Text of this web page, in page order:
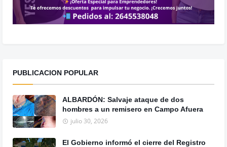
PUBLICACION POPULAR
ALBARDÓN: Salvaje ataque de dos
hombres a un remisero en Campo Afuera
julio 30, 2026
El Gobierno informó el cierre del Registro